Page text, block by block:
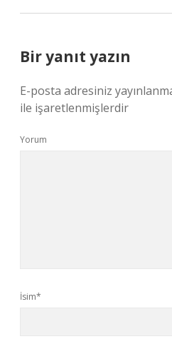
Bir yanıt yazın
E-posta adresiniz
ile işaretlenmişlerdir
Yorum
İsim*